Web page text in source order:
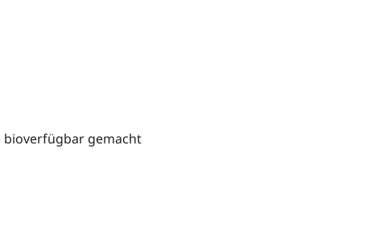
bioverfügbar gemacht